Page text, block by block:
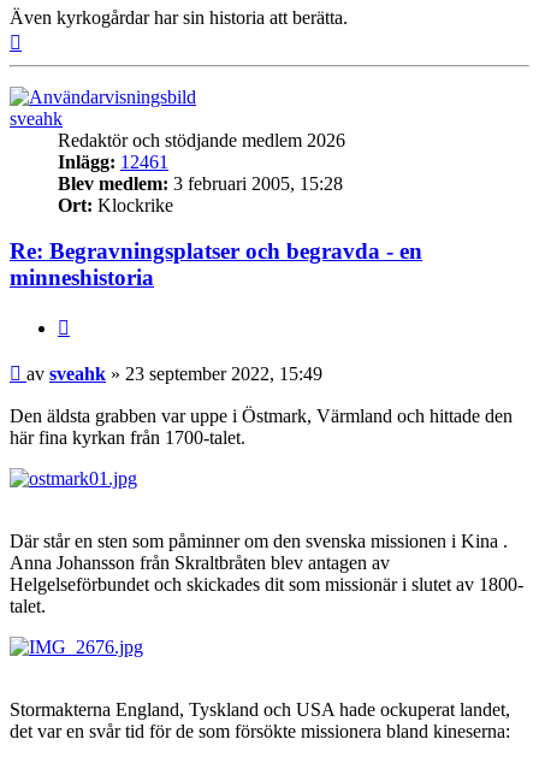
Även kyrkogårdar har sin historia att berätta.
sveahk
Redaktör och stödjande medlem 2026
Inlägg: 12461
Blev medlem: 3 februari 2005, 15:28
Ort: Klockrike
Re: Begravningsplatser och begravda - en
minneshistoria
Inlägg
av sveahk » 23 september 2022, 15:49
Den äldsta grabben var uppe i Östmark, Värmland och hittade den
här fina kyrkan från 1700-talet.
Där står en sten som påminner om den svenska missionen i Kina .
Anna Johansson från Skraltbråten blev antagen av
Helgelseförbundet och skickades dit som missionär i slutet av 1800-
talet.
Stormakterna England, Tyskland och USA hade ockuperat landet,
det var en svår tid för de som försökte missionera bland kineserna: